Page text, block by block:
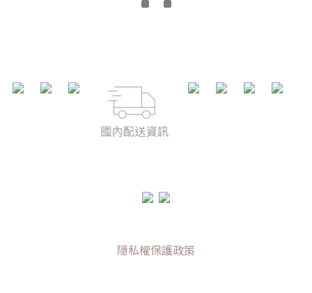
隱私權保護政策